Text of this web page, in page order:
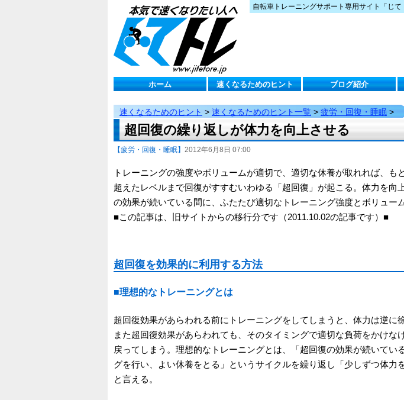
自転車トレーニングサポート専用サイト「じて
ホーム 速くなるためのヒント ブログ紹介
速くなるためのヒント > 速くなるためのヒント一覧 > 疲労・回復・睡眠 >
超回復の繰り返しが体力を向上させる
【疲労・回復・睡眠】 2012年6月8日 07:00
トレーニングの強度やボリュームが適切で、適切な休養が取れれば、も
超えたレベルまで回復がすすむいわゆる「超回復」が起こる。体力を向
の効果が続いている間に、ふたたび適切なトレーニング強度とボリュー
■この記事は、旧サイトからの移行分です（2011.10.02の記事です）■
超回復を効果的に利用する方法
■理想的なトレーニングとは
超回復効果があらわれる前にトレーニングをしてしまうと、体力は逆に
また超回復効果があらわれても、そのタイミングで適切な負荷をかけな
戻ってしまう。理想的なトレーニングとは、「超回復の効果が続いてい
グを行い、よい休養をとる」というサイクルを繰り返し「少しずつ体力
と言える。